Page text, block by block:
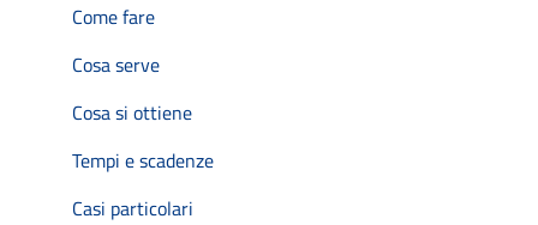
Come fare
Cosa serve
Cosa si ottiene
Tempi e scadenze
Casi particolari